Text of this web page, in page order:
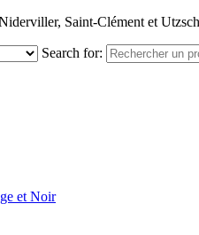
Saint-Clément et
Search for:
et Noir